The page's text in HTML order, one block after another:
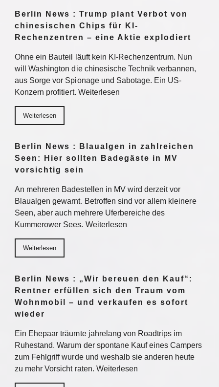
Berlin News : Trump plant Verbot von
chinesischen Chips für KI-
Rechenzentren – eine Aktie explodiert
Ohne ein Bauteil läuft kein KI-Rechenzentrum. Nun
will Washington die chinesische Technik verbannen,
aus Sorge vor Spionage und Sabotage. Ein US-
Konzern profitiert. Weiterlesen
Weiterlesen
Berlin News : Blaualgen in zahlreichen
Seen: Hier sollten Badegäste in MV
vorsichtig sein
An mehreren Badestellen in MV wird derzeit vor
Blaualgen gewarnt. Betroffen sind vor allem kleinere
Seen, aber auch mehrere Uferbereiche des
Kummerower Sees. Weiterlesen
Weiterlesen
Berlin News : „Wir bereuen den Kauf“:
Rentner erfüllen sich den Traum vom
Wohnmobil – und verkaufen es sofort
wieder
Ein Ehepaar träumte jahrelang von Roadtrips im
Ruhestand. Warum der spontane Kauf eines Campers
zum Fehlgriff wurde und weshalb sie anderen heute
zu mehr Vorsicht raten. Weiterlesen